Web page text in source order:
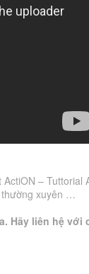
– Tuttorial
thường xuyên …
Hãy liên hệ